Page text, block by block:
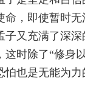
命，即使暂时
子又充满了深
这时除了“修身
也是无能为力